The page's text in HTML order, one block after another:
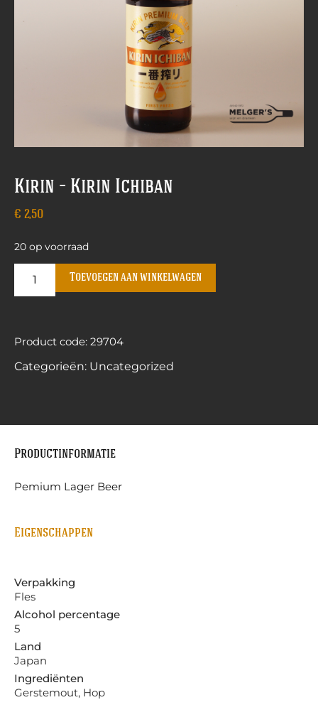
Kirin – Kirin Ichiban
€ 2,50
20 op voorraad
Toevoegen aan winkelwagen
Product code: 29704
Categorieën: Uncategorized
Productinformatie
Pemium Lager Beer
Eigenschappen
Verpakking
Fles
Alcohol percentage
5
Land
Japan
Ingrediënten
Gerstemout, Hop